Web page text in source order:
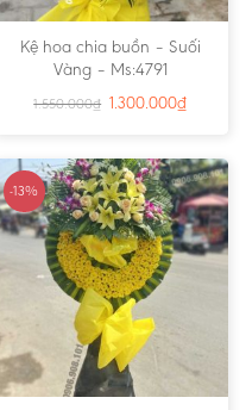
Kệ hoa chia buồn – Suối
Vàng – Ms:4791
1.550.000₫ 1.300.000₫
-13%